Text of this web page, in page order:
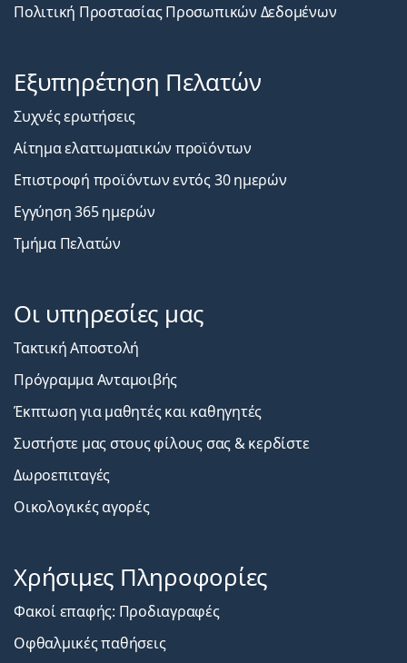
Πολιτική Προστασίας Προσωπικών Δεδομένων
Εξυπηρέτηση Πελατών
Συχνές ερωτήσεις
Αίτημα ελαττωματικών προϊόντων
Επιστροφή προϊόντων εντός 30 ημερών
Εγγύηση 365 ημερών
Τμήμα Πελατών
Οι υπηρεσίες μας
Τακτική Αποστολή
Πρόγραμμα Ανταμοιβής
Έκπτωση για μαθητές και καθηγητές
Συστήστε μας στους φίλους σας & κερδίστε
Δωροεπιταγές
Οικολογικές αγορές
Χρήσιμες Πληροφορίες
Φακοί επαφής: Προδιαγραφές
Οφθαλμικές παθήσεις